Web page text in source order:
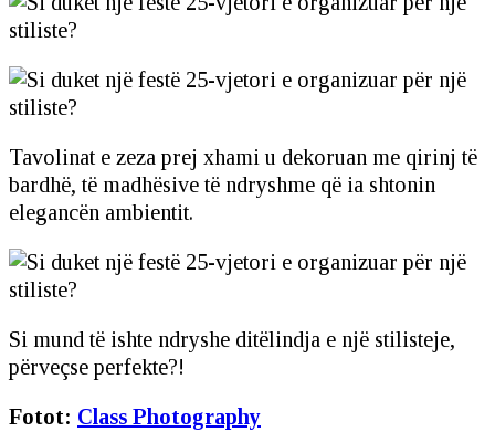
Tavolinat e zeza prej xhami u dekoruan me qirinj të
bardhë, të madhësive të ndryshme që ia shtonin
elegancën ambientit.
Si mund të ishte ndryshe ditëlindja e një stilisteje,
përveçse perfekte?!
Fotot: Class Photography